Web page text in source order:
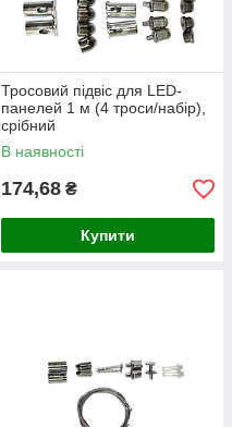
Тросовий підвіс для LED-
панелей 1 м (4 троси/набір),
срібний
В наявності
174,68 ₴
Купити